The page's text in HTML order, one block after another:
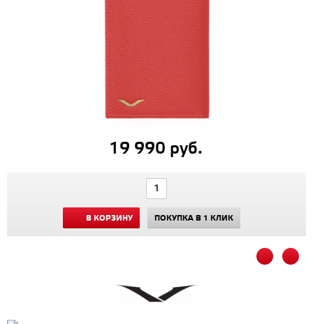
19 990 руб.
В КОРЗИНУ ПОКУПКА В 1 КЛИК